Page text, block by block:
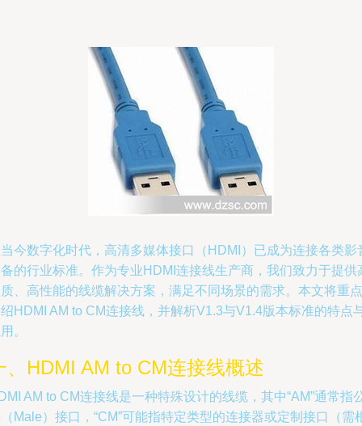
今数字化时代，高清多媒体接口（HDMI）已成为连接各类影
的行业标准。作为专业HDMI连接线生产商，我们致力于提供
、高性能的线缆解决方案，满足不同场景的需求。本文将重点
HDMI AM to CM连接线，并解析V1.3与V1.4版本标准的特点
。
、HDMI AM to CM连接线概述
AM to CM连接线是一种特殊设计的线缆，其中“AM”通常指
Male）接口，“CM”可能指特定类型的连接器或定制接口（需